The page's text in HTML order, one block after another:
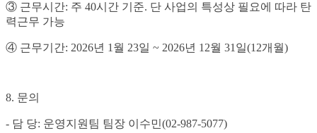
③ 근무시간: 주 40시간 기준. 단 사업의 특성상 필요에 따라 탄
력근무 가능
④ 근무기간: 2026년 1 월 23일 ~ 2026년 12월 31 일(12개월)
8. 문의
- 담 당: 운영지원팀 팀장 이수민(02-987-5077)